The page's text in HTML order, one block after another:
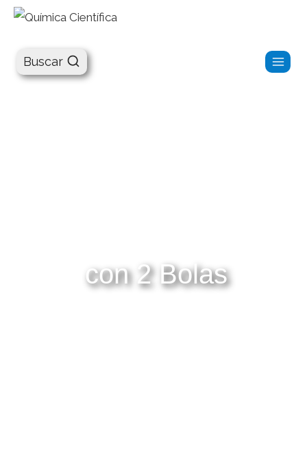
Buscar
con 2 Bolas